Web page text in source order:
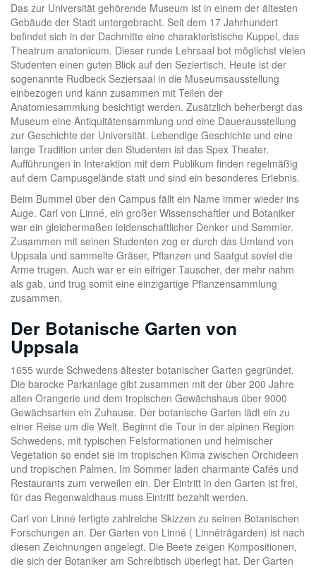
Das zur Universität gehörende Museum ist in einem der ältesten
Gebäude der Stadt untergebracht. Seit dem 17 Jahrhundert
befindet sich in der Dachmitte eine charakteristische Kuppel, das
Theatrum anatonicum. Dieser runde Lehrsaal bot möglichst vielen
Studenten einen guten Blick auf den Seziertisch. Heute ist der
sogenannte Rudbeck Seziersaal in die Museumsausstellung
einbezogen und kann zusammen mit Teilen der
Anatomiesammlung besichtigt werden. Zusätzlich beherbergt das
Museum eine Antiquitätensammlung und eine Dauerausstellung
zur Geschichte der Universität. Lebendige Geschichte und eine
lange Tradition unter den Studenten ist das Spex Theater.
Aufführungen in Interaktion mit dem Publikum finden regelmäßig
auf dem Campusgelände statt und sind ein besonderes Erlebnis.
Beim Bummel über den Campus fällt ein Name immer wieder ins
Auge. Carl von Linné, ein großer Wissenschaftler und Botaniker
war ein gleichermaßen leidenschaftlicher Denker und Sammler.
Zusammen mit seinen Studenten zog er durch das Umland von
Uppsala und sammelte Gräser, Pflanzen und Saatgut soviel die
Arme trugen. Auch war er ein eifriger Tauscher, der mehr nahm
als gab, und trug somit eine einzigartige Pflanzensammlung
zusammen.
Der Botanische Garten von
Uppsala
1655 wurde Schwedens ältester botanischer Garten gegründet.
Die barocke Parkanlage gibt zusammen mit der über 200 Jahre
alten Orangerie und dem tropischen Gewächshaus über 9000
Gewächsarten ein Zuhause. Der botanische Garten lädt ein zu
einer Reise um die Welt. Beginnt die Tour in der alpinen Region
Schwedens, mit typischen Felsformationen und heimischer
Vegetation so endet sie im tropischen Klima zwischen Orchideen
und tropischen Palmen. Im Sommer laden charmante Cafés und
Restaurants zum verweilen ein. Der Eintritt in den Garten ist frei,
für das Regenwaldhaus muss Eintritt bezahlt werden.
Carl von Linné fertigte zahlreiche Skizzen zu seinen Botanischen
Forschungen an. Der Garten von Linné ( Linnéträgarden) ist nach
diesen Zeichnungen angelegt. Die Beete zeigen Kompositionen,
die sich der Botaniker am Schreibtisch überlegt hat. Der Garten